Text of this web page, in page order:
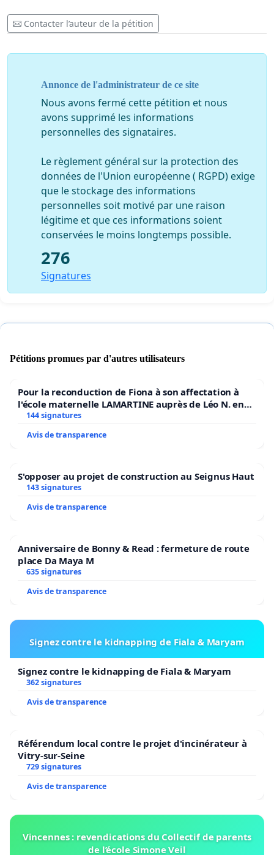
Contacter l’auteur de la pétition
Annonce de l'administrateur de ce site
Nous avons fermé cette pétition et nous
avons supprimé les informations
personnelles des signataires.
Le règlement général sur la protection des
données de l'Union européenne ( RGPD) exige
que le stockage des informations
personnelles soit motivé par une raison
légitime et que ces informations soient
conservées le moins longtemps possible.
276
Signatures
Pétitions promues par d'autres utilisateurs
Pour la reconduction de Fiona à son affectation à
l'école maternelle LAMARTINE auprès de Léo N. en
2026/2027
144 signatures
Avis de transparence
S'opposer au projet de construction au Seignus Haut
143 signatures
Avis de transparence
Anniversaire de Bonny & Read : fermeture de route
place Da Maya M
635 signatures
Avis de transparence
Signez contre le kidnapping de Fiala & Maryam
Signez contre le kidnapping de Fiala & Maryam
362 signatures
Avis de transparence
Référendum local contre le projet d'incinérateur à
Vitry-sur-Seine
729 signatures
Avis de transparence
Vincennes : revendications du Collectif de parents
de l’école Simone Veil